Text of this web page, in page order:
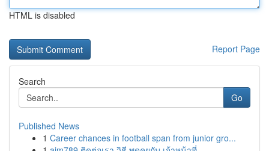
HTML is disabled
Report Page
Search
Go
Published News
1 Career chances in football span from junior gro...